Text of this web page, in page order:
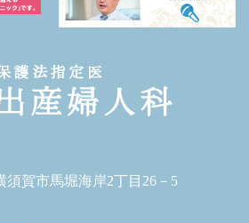
須賀市馬堀海岸2丁目26－5